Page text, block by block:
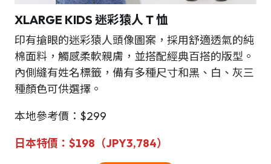
XLARGE KIDS 迷彩猿人 T 恤
印有搶眼的迷彩猿人頭像圖案，採用舒適透氣的純
棉面料，觸感柔軟親膚，並搭配經典百搭的版型。
內側縫有姓名標籤，備有多種尺寸和黑、白、灰三
種顏色可供選擇。
本地參考價：$299
日本特價： $198（JPY3,784）